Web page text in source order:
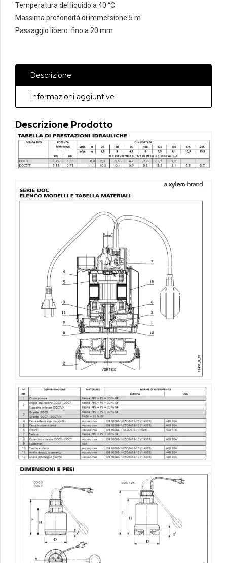
Temperatura del liquido a 40 °C
Massima profondità di immersione:5 m
Passaggio libero: fino a 20 mm
Descrizione
Informazioni aggiuntive
Descrizione Prodotto